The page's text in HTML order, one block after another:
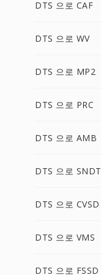
DTS 으로 CAF
DTS 으로 WV
DTS 으로 MP2
DTS 으로 PRC
DTS 으로 AMB
DTS 으로 SNDT
DTS 으로 CVSD
DTS 으로 VMS
DTS 으로 FSSD